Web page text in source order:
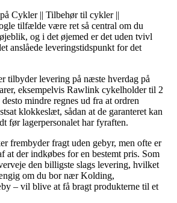
Cykler || Tilbehør til cykler ||
tilfælde være ret så central om du
og i det øjemed er det uden tvivl
anslåede leveringstidspunkt for det
tilbyder levering på næste hverdag på
eksempelvis Rawlink cykelholder til 2
mindre regnes ud fra at ordren
klokkeslæt, sådan at de garanteret kan
før lagerpersonalet har fyraften.
frembyder fragt uden gebyr, men ofte er
at der indkøbes for en bestemt pris. Som
den billigste slags levering, hvilket
om du bor nær Kolding,
– vil blive at få bragt produkterne til et